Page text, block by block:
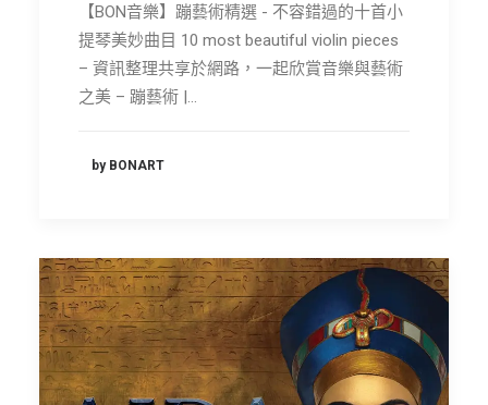
【BON音樂】蹦藝術精選 - 不容錯過的十首小
提琴美妙曲目 10 most beautiful violin pieces
– 資訊整理共享於網路，一起欣賞音樂與藝術
之美 – 蹦藝術 |…
by BONART